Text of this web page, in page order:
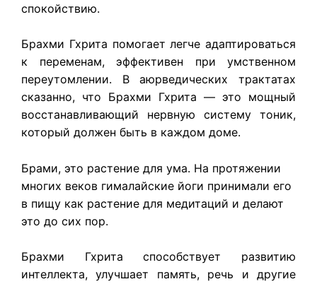
спокойствию.
Брахми Гхрита помогает легче адаптироваться
к переменам, эффективен при умственном
переутомлении. В аюрведических трактатах
сказанно, что Брахми Гхрита — это мощный
восстанавливающий нервную систему тоник,
который должен быть в каждом доме.
Брами, это растение для ума. На протяжении
многих веков гималайские йоги принимали его
в пищу как растение для медитаций и делают
это до сих пор.
Брахми Гхрита способствует развитию
интеллекта, улучшает память, речь и другие